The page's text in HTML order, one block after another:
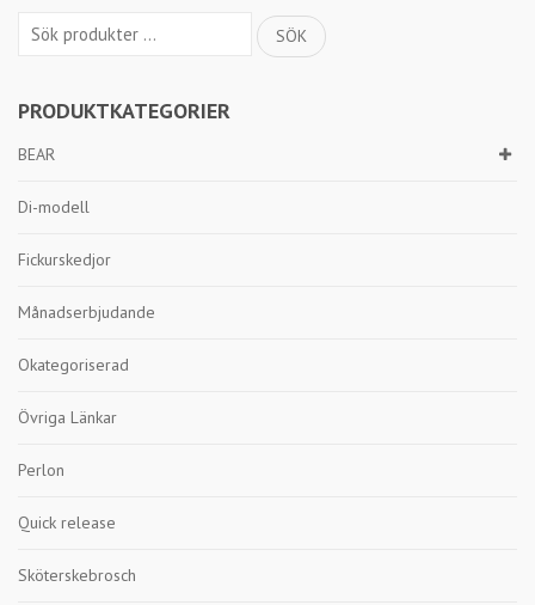
Sök
SÖK
PRODUKTKATEGORIER
BEAR
Di-modell
Fickurskedjor
Månadserbjudande
Okategoriserad
Övriga Länkar
Perlon
Quick release
Sköterskebrosch